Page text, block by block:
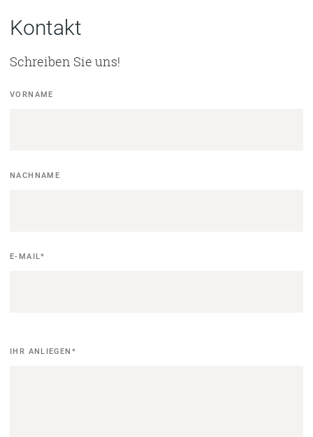
Kontakt
Schreiben Sie uns!
Kontaktformular
VORNAME
NACHNAME
E-MAIL*
Ihr
IHR ANLIEGEN *